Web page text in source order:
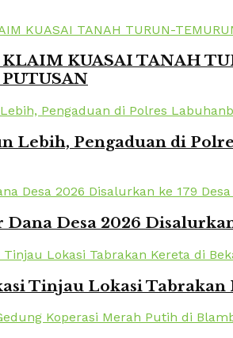
KUASAI TANAH
Lebih, Pengaduan di
Desa 2026
Tinjau Lokasi